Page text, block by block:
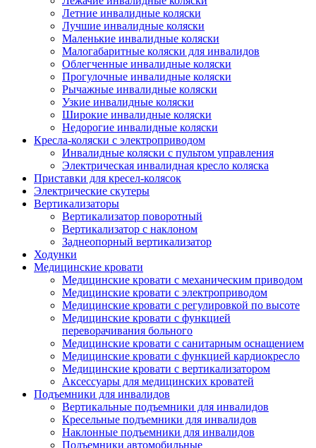
Летние инвалидные коляски
Лучшие инвалидные коляски
Маленькие инвалидные коляски
Малогабаритные коляски для инвалидов
Облегченные инвалидные коляски
Прогулочные инвалидные коляски
Рычажные инвалидные коляски
Узкие инвалидные коляски
Широкие инвалидные коляски
Недорогие инвалидные коляски
Кресла-коляски с электроприводом
Инвалидные коляски с пультом управления
Электрическая инвалидная кресло коляска
Приставки для кресел-колясок
Электрические скутеры
Вертикализаторы
Вертикализатор поворотный
Вертикализатор с наклоном
Заднеопорный вертикализатор
Ходунки
Медицинские кровати
Медицинские кровати с механическим приводом
Медицинские кровати с электроприводом
Медицинские кровати с регулировкой по высоте
Медицинские кровати с функцией
переворачивания больного
Медицинские кровати с санитарным оснащением
Медицинские кровати с функцией кардиокресло
Медицинские кровати с вертикализатором
Аксессуары для медицинских кроватей
Подъемники для инвалидов
Вертикальные подъемники для инвалидов
Кресельные подъемники для инвалидов
Наклонные подъемники для инвалидов
Подъемники автомобильные